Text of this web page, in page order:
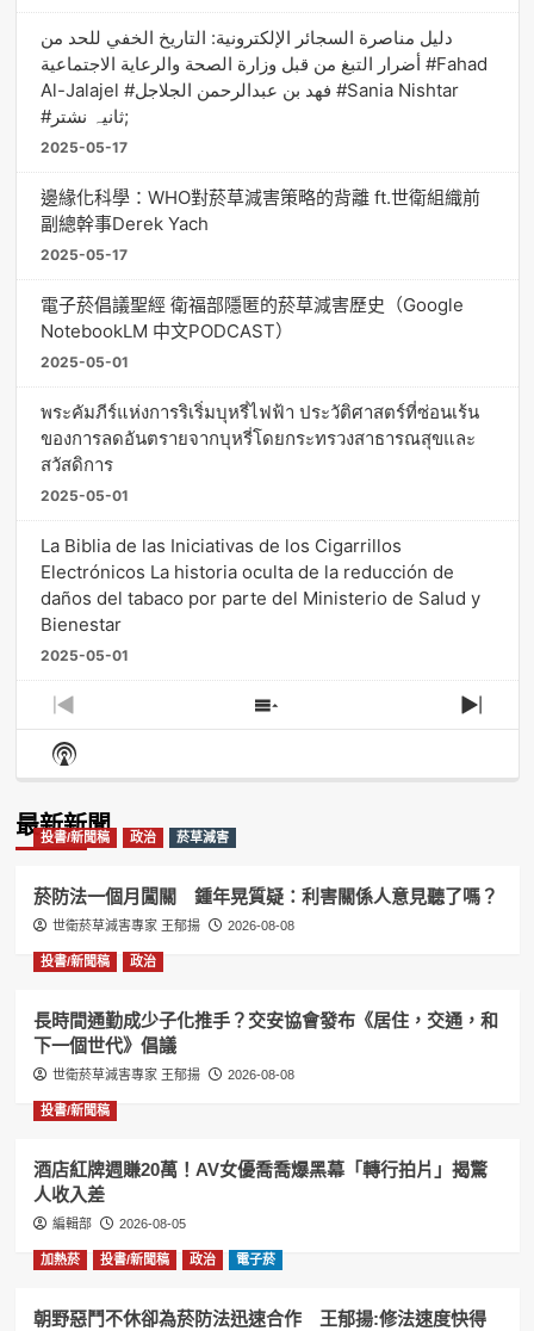
دليل مناصرة السجائر الإلكترونية: التاريخ الخفي للحد من
أضرار التبغ من قبل وزارة الصحة والرعاية الاجتماعية #Fahad
Al-Jalajel #فهد بن عبدالرحمن الجلاجل #Sania Nishtar
#ثانیہ نشتر;
2025-05-17
邊緣化科學：WHO對菸草減害策略的背離 ft.世衛組織前
副總幹事Derek Yach
2025-05-17
電子菸倡議聖經 衛福部隱匿的菸草減害歷史（Google
NotebookLM 中文PODCAST）
2025-05-01
พระคัมภีร์แห่งการริเริ่มบุหรี่ไฟฟ้า ประวัติศาสตร์ที่ซ่อนเร้น
ของการลดอันตรายจากบุหรี่โดยกระทรวงสาธารณสุขและ
สวัสดิการ
2025-05-01
La Biblia de las Iniciativas de los Cigarrillos
Electrónicos La historia oculta de la reducción de
daños del tabaco por parte del Ministerio de Salud y
Bienestar
2025-05-01
Previous
Episode
Show
Episodes
Next
Show
Podcast
最新新聞
投書/新聞稿 政治 菸草減害
菸防法一個月闖關 鍾年晃質疑：利害關係人意見聽了嗎？
世衛菸草減害專家 王郁揚 2026-08-08
投書/新聞稿 政治
長時間通勤成少子化推手？交安協會發布《居住，交通，和
下一個世代》倡議
世衛菸草減害專家 王郁揚 2026-08-08
投書/新聞稿
酒店紅牌週賺20萬！AV女優喬喬爆黑幕「轉行拍片」揭驚
人收入差
編輯部 2026-08-05
加熱菸 投書/新聞稿 政治 電子菸
朝野惡鬥不休卻為菸防法迅速合作 王郁揚:修法速度快得